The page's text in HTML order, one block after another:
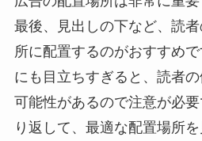
最後、見出しの下など、読
所に配置するのがおすすめ
にも目立ちすぎると、読者
可能性があるので注意が必
り返して、最適な配置場所を